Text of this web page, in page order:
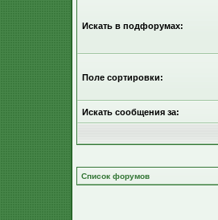
Искать в подфорумах:
Поле сортировки:
Искать сообщения за:
Список форумов